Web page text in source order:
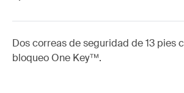
Dos correas de seguridad de 13 pies
bloqueo One Key™.